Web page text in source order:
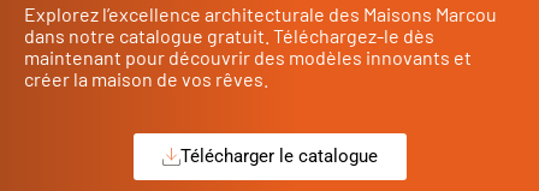
Explorez l’excellence architecturale des Maisons Marcou
dans notre catalogue gratuit. Téléchargez-le dès
maintenant pour découvrir des modèles innovants et
créer la maison de vos rêves.
Télécharger le catalogue